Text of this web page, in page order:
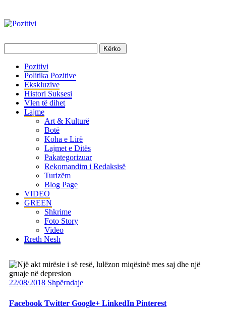
Pozitivi
Politika Pozitive
Ekskluzive
Histori Suksesi
Vlen të dihet
Lajme
Art & Kulturë
Botë
Koha e Lirë
Lajmet e Ditës
Pakategorizuar
Rekomandim i Redaksisë
Turizëm
Blog Page
VIDEO
GREEN
Shkrime
Foto Story
Video
Rreth Nesh
22/08/2018 Shpërndaje
Facebook Twitter Google+ LinkedIn Pinterest